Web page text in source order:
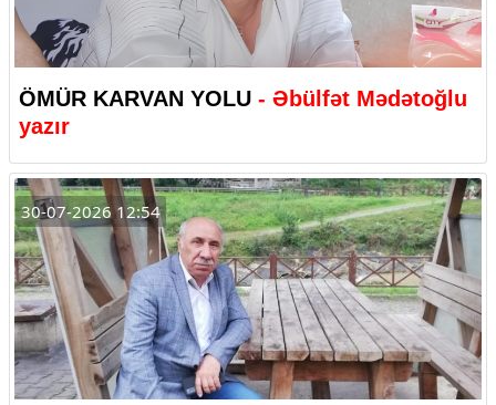
ÖMÜR KARVAN YOLU - Əbülfət Mədətoğlu
yazır
30-07-2026 12:54